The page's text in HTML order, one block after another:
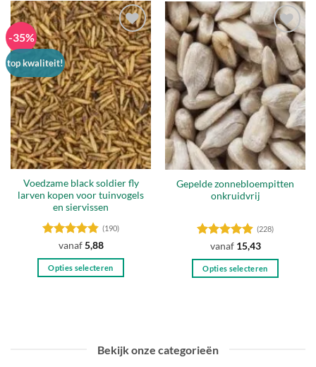
heeft
meerdere
variaties.
Deze
optie
kan
gekozen
worden
op
de
productpagina
-35%
top kwaliteit!
Toevoegen
aan
verlanglijst
Voedzame black soldier fly
larven kopen voor tuinvogels
en siervissen
Gewaardeerd
4.84uit 5
(190)
vanaf5,88
Opties selecteren
Deze
Toevoegen
aan
verlanglijst
Gepelde zonnebloempitten
onkruidvrij
Gewaardeerd
4.87uit 5
(228)
vanaf 15,43
Opties selecteren
Bekijk onze categorieën